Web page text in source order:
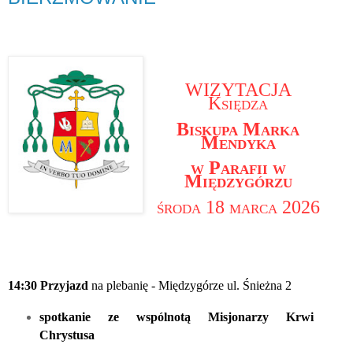
WIZYTACJA
Księdza
Biskupa Marka
Mendyka
w Parafii w
Międzygórzu
środa 18 marca 2026
14:30 Przyjazd na plebanię - Międzygórze ul. Śnieżna 2
spotkanie ze wspólnotą Misjonarzy Krwi
Chrystusa